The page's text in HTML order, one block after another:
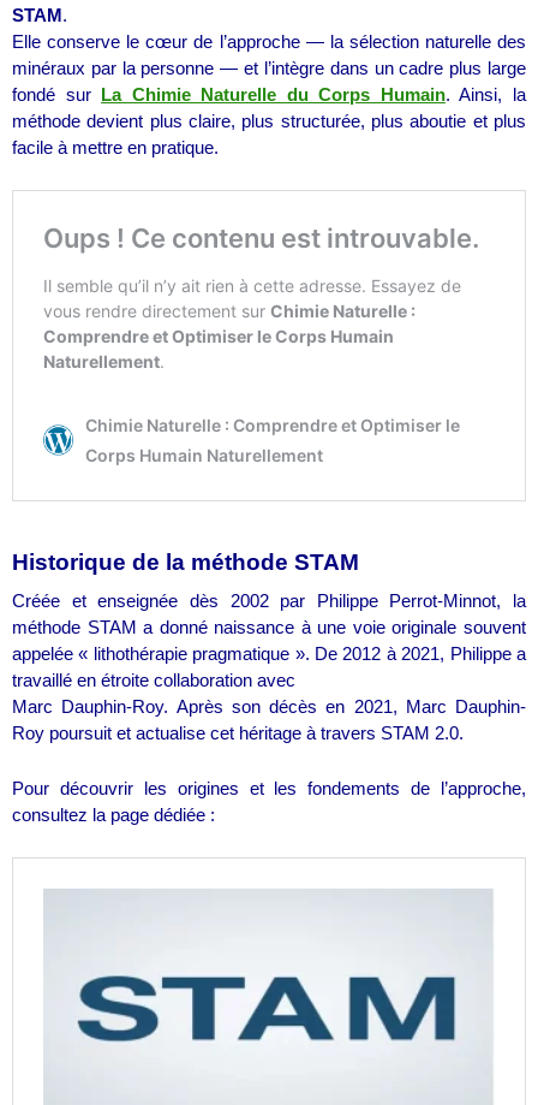
STAM .
Elle conserve le cœur de l’approche — la sélection naturelle des
minéraux par la personne — et l’intègre dans un cadre plus large
fondé sur
La Chimie Naturelle du Corps Humain. Ainsi, la
méthode devient plus claire, plus structurée, plus aboutie et plus
facile à mettre en pratique.
Historique de la méthode STAM
Créée et enseignée dès 2002 par Philippe Perrot-Minnot, la
méthode STAM a donné naissance à une voie originale souvent
appelée « lithothérapie pragmatique ». De 2012 à 2021, Philippe a
travaillé en étroite collaboration avec
Marc Dauphin-Roy. Après son décès en 2021, Marc Dauphin-
Roy poursuit et actualise cet héritage à travers STAM 2.0.
Pour découvrir les origines et les fondements de l’approche,
consultez la page dédiée :